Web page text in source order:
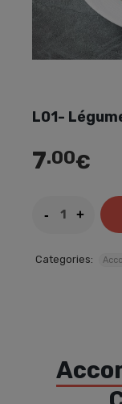
L01-
7.00€
Categories: